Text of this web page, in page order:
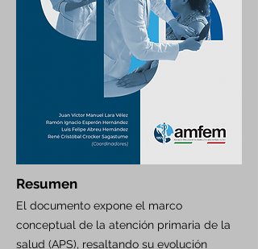
Resumen
El documento expone el marco
conceptual de la atención primaria de la
salud (APS), resaltando su evolución